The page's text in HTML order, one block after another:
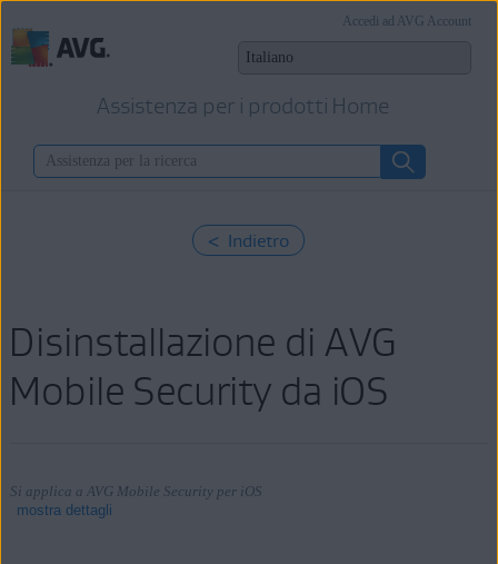
Assistenza per i prodotti Home
Accedi ad AVG Account
< Indietro
Disinstallazione di AVG
Mobile Security da iOS
Si applica a AVG Mobile Security per iOS
mostra dettagli